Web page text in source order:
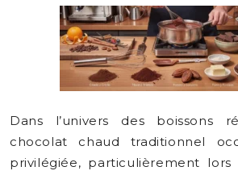
Dans l’univers des boissons
chocolat chaud traditionnel
privilégiée, particulièrement lors